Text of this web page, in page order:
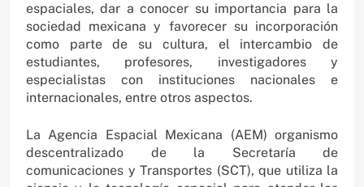
espaciales, dar a conocer su importancia para la
sociedad mexicana y favorecer su incorporación
como parte de su cultura, el intercambio de
estudiantes, profesores, investigadores y
especialistas con instituciones nacionales e
internacionales, entre otros aspectos.
La Agencia Espacial Mexicana (AEM) organismo
descentralizado de la Secretaría de
comunicaciones y Transportes (SCT), que utiliza la